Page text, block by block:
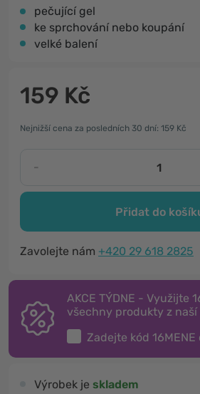
pečující gel
ke sprchování nebo koupání
velké balení
159 Kč
Nejnižší cena za posledních 30 dní: 159 Kč
-
Přidat do
Zavolejte nám +420 29 618 2825
AKCE TÝDNE - Využijte
všechny produkty z naší
Zadejte kód 16MENE
Výrobek je skladem